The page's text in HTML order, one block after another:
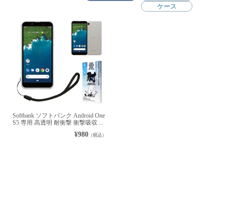
ケース
Softbank ソフトバンク Android One
S5 専用 高透明 耐衝撃 衝撃吸収 ...
¥980（税込）